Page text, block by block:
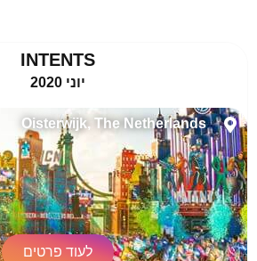
INTENTS
יוני 2020
Oisterwijk, The Netherlands
לעוד פרטים